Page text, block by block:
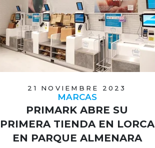
21 NOVIEMBRE 2023
MARCAS
PRIMARK ABRE SU
PRIMERA TIENDA EN LORCA
EN PARQUE ALMENARA